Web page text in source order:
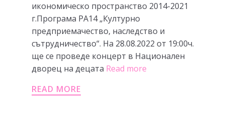
икономическо пространство 2014-2021
г.Програма PA14 „Културно
предприемачество, наследство и
сътрудничество“. На 28.08.2022 от 19:00ч.
ще се проведе концерт в Национален
дворец на децата Read more
READ MORE